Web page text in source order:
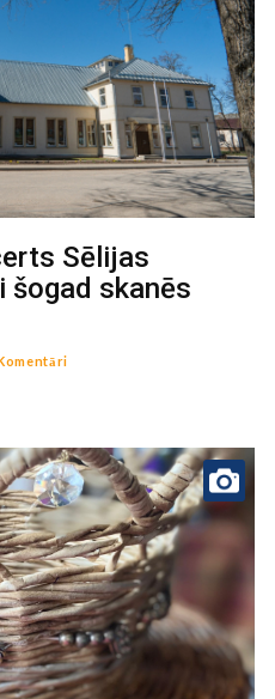
Sēlijas
šogad skanēs